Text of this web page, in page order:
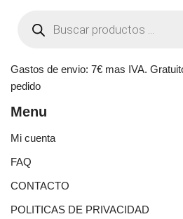
Gastos de envio: 7€ mas IVA.
pedido
Menu
Mi cuenta
FAQ
CONTACTO
POLITICAS DE PRIVACIDAD